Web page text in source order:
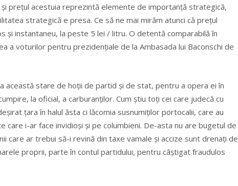
prețul acestuia reprezintă elemente de importanță strategică,
strategică e presa. Ce să ne mai mirăm atunci că prețul
și instantaneu, la peste 5 lei / litru. O detentă comparabilă în
a voturilor pentru prezidențiale de la Ambasada lui Baconschi de
această stare de hoții de partid și de stat, pentru a opera ei în
la oficial, a carburanților. Cum știu toți cei care judecă cu
țara în halul ăsta ci lăcomia susnumiților portocalii, care au
care i-ar face invidioși și pe columbieni. De-asta nu are bugetul de
care ar trebui să-i revină din taxe vamale și accize sunt drenați de
proprii, parte în contul partidului, pentru câștigat fraudulos